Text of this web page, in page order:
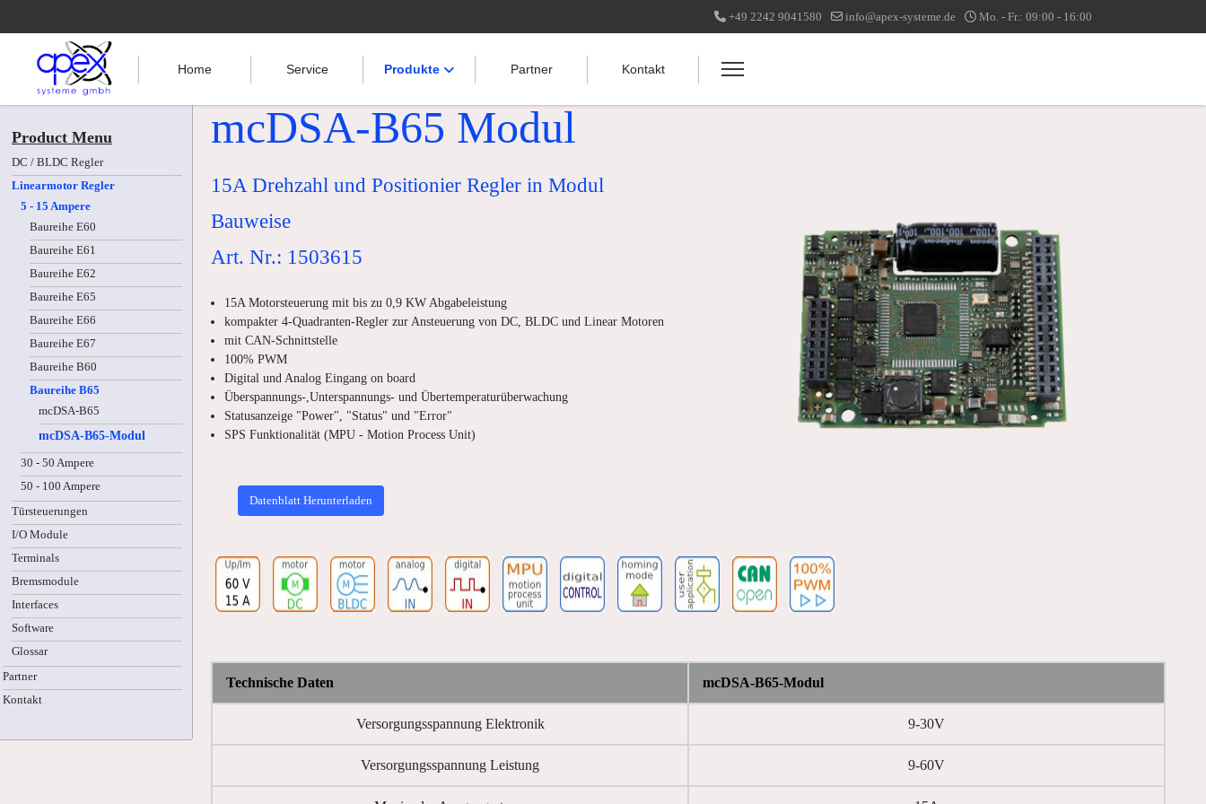
+49 2242 9041580 info@apex-systeme.de Mo. - Fr.: 09:00 - 16:00
Home Service Produkte Partner Kontakt
Product Menu
DC / BLDC Regler
Linearmotor Regler
5 - 15 Ampere
Baureihe E60
Baureihe E61
Baureihe E62
Baureihe E65
Baureihe E66
Baureihe E67
Baureihe B60
Baureihe B65
mcDSA-B65
mcDSA-B65-Modul
30 - 50 Ampere
50 - 100 Ampere
Türsteuerungen
I/O Module
Terminals
Bremsmodule
Interfaces
Software
Glossar
Partner
Kontakt
mcDSA-B65 Modul
15A Drehzahl und Positionier Regler in Modul
Bauweise
Art. Nr.: 1503615
15A Motorsteuerung mit bis zu 0,9 KW Abgabeleistung
kompakter 4-Quadranten-Regler zur Ansteuerung von DC, BLDC und Linear Motoren
mit CAN-Schnittstelle
100% PWM
Digital und Analog Eingang on board
Überspannungs-,Unterspannungs- und Übertemperaturüberwachung
Statusanzeige "Power", "Status" und "Error"
SPS Funktionalität (MPU - Motion Process Unit)
Datenblatt Herunterladen
Technische Daten mcDSA-B65-Modul
Versorgungsspannung Elektronik 9-30V
Versorgungsspannung Leistung 9-60V